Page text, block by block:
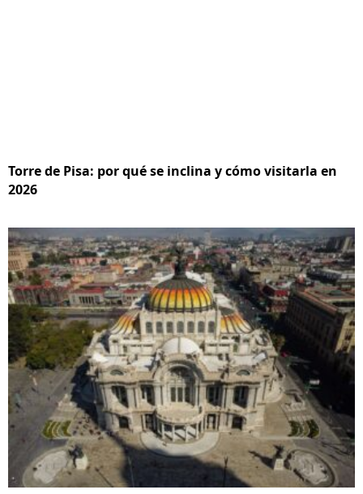
Torre de Pisa: por qué se inclina y cómo visitarla en
2026